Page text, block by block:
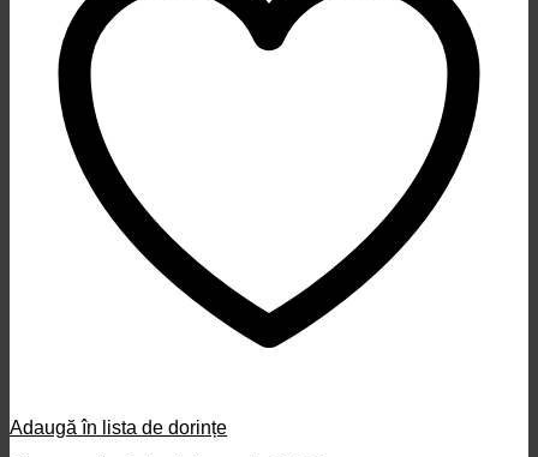
Adaugă în lista de dorințe